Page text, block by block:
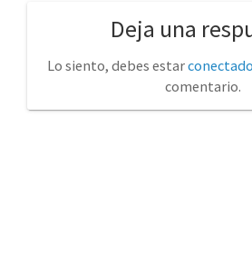
Deja una
Lo siento, debes estarconectado
comentario.